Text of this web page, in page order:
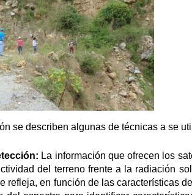
se describen algunas de técnicas a se
La información que ofrecen los
del terreno frente a la radiación
refleja, en función de las características